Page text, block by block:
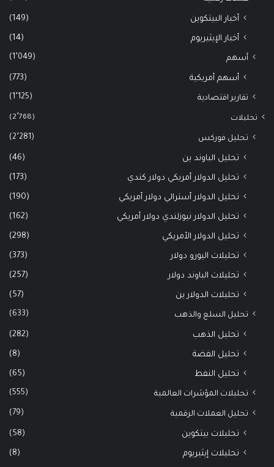
أخبار البيتكوين (149)
أخبار الإيثيريوم (14)
أسهم (1٬049)
أسهم أمريكية (773)
تقارير اقتصادية (1٬125)
تحليلات (2٬768)
تحليل فوركس (2٬281)
تحليل الباوند ين (46)
تحليل الدولار أمريكي دولار كندي (173)
تحليل الدولار أسترالي دولار أمريكي (190)
تحليل الدولار نيوزلندي دولار أمريكي (162)
تحليل الدولار الأمريكي (298)
تحليلات اليورو دولار (373)
تحليلات الباوند دولار (257)
تحليلات الدولار ين (57)
تحليل السلع والذهب (633)
تحليل الذهب (282)
تحليل الفضة (8)
تحليل النفط (65)
تحليلات المؤشرات العالمية (555)
تحليل العملات الرقمية (79)
تحليلات بيتكوين (58)
تحليلات إيثيريوم (8)